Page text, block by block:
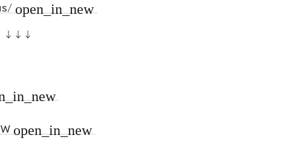
open_in_new
↓↓↓
open_in_new